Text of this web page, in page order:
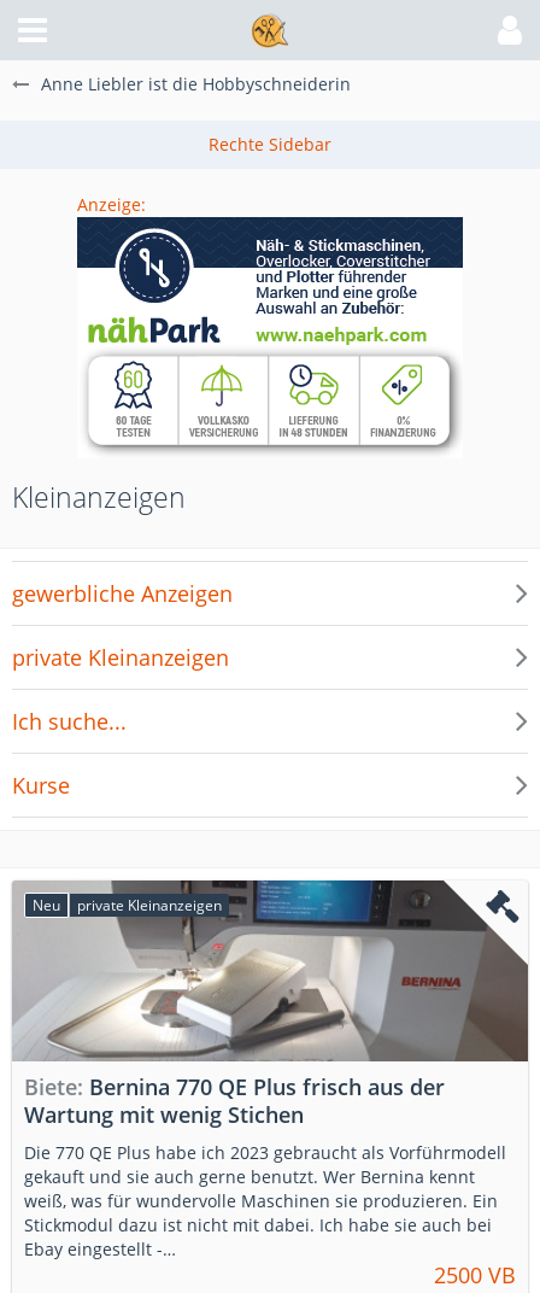
Anne Liebler ist die Hobbyschneiderin
Anzeige:
Kleinanzeigen
gewerbliche Anzeigen
private Kleinanzeigen
Ich suche...
Kurse
Neu private Kleinanzeigen
Biete Bernina 770 QE Plus frisch aus der
Wartung mit wenig Stichen
Die 770 QE Plus habe ich 2023 gebraucht als Vorführmodell
gekauft und sie auch gerne benutzt. Wer Bernina kennt
weiß, was für wundervolle Maschinen sie produzieren. Ein
Stickmodul dazu ist nicht mit dabei. Ich habe sie auch bei
Ebay eingestellt -…
2500 VB